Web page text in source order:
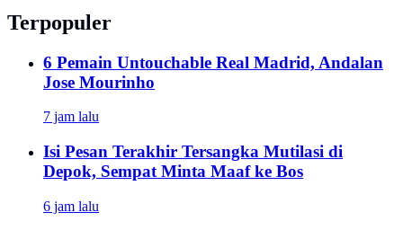
Terpopuler
6 Pemain Untouchable Real Madrid, Andalan
Jose Mourinho
7 jam lalu
Isi Pesan Terakhir Tersangka Mutilasi di
Depok, Sempat Minta Maaf ke Bos
6 jam lalu